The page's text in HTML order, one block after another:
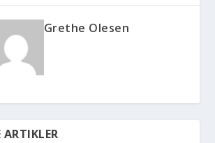
Grethe Olesen
ARTIKLER